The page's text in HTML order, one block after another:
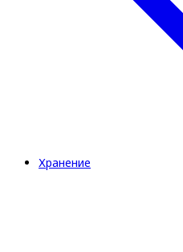
Хранение